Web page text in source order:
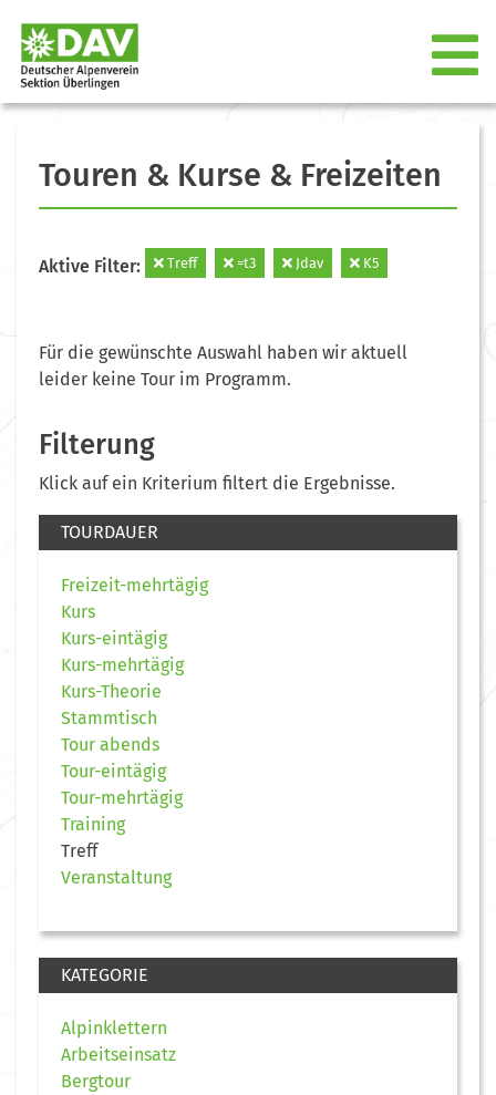
Touren & Kurse & Freizeiten
Aktive Filter: Treff =t3 Jdav K5
Für die gewünschte Auswahl haben wir aktuell
leider keine Tour im Programm.
Filterung
Klick auf ein Kriterium filtert die Ergebnisse.
TOURDAUER
Freizeit-mehrtägig
Kurs
Kurs-eintägig
Kurs-mehrtägig
Kurs-Theorie
Stammtisch
Tour abends
Tour-eintägig
Tour-mehrtägig
Training
Treff
Veranstaltung
KATEGORIE
Alpinklettern
Arbeitseinsatz
Bergtour